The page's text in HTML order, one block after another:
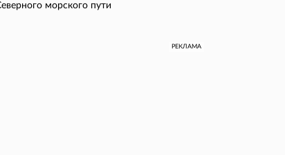
морского пути
РЕКЛАМА